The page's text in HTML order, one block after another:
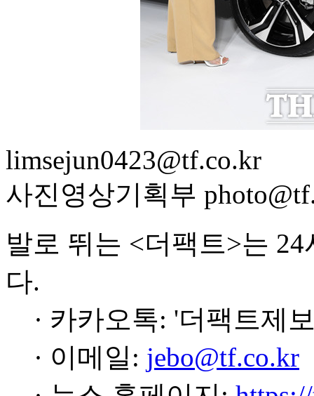
limsejun0423@tf.co.kr
사진영상기획부
발로 뛰는 <더팩트>는
다.
· 카카오톡: '더팩트제
· 이메일: jebo@tf.co.kr